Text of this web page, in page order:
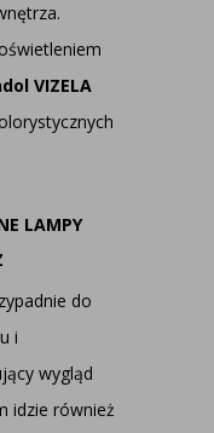
VIZELA
LAMPY
do
i
wygląd
idzie również